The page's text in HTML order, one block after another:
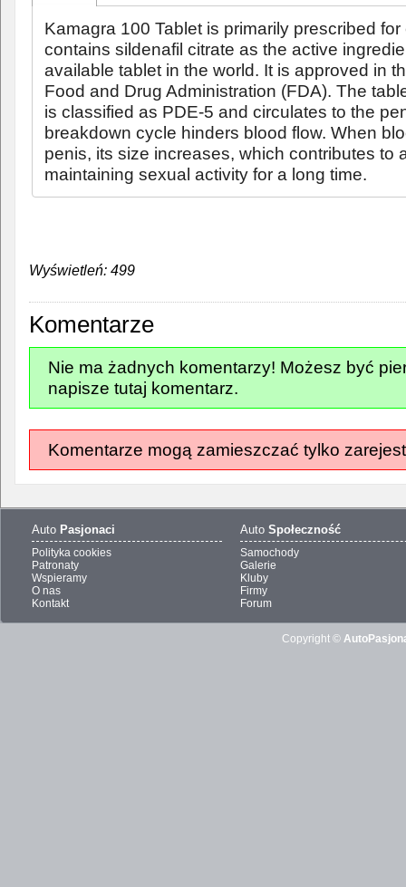
Kamagra 100 Tablet is primarily prescribed
contains sildenafil citrate as the active
available tablet in the world. It is approved in
Food and Drug Administration (FDA). The
is classified as PDE-5 and circulates to the
breakdown cycle hinders blood flow. When
penis, its size increases, which contributes to
maintaining sexual activity for a long time.
Wyświetleń: 499
Komentarze
Nie ma żadnych komentarzy! Możesz być
napisze tutaj komentarz.
Komentarze mogą zamieszczać tylko
Auto Pasjonaci
Polityka cookies
Patronaty
Wspieramy
O nas
Kontakt
Auto Społeczność
Samochody
Galerie
Kluby
Firmy
Forum
Copyright ©